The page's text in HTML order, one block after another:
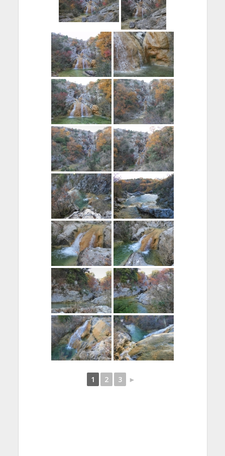
1 2 3 ►